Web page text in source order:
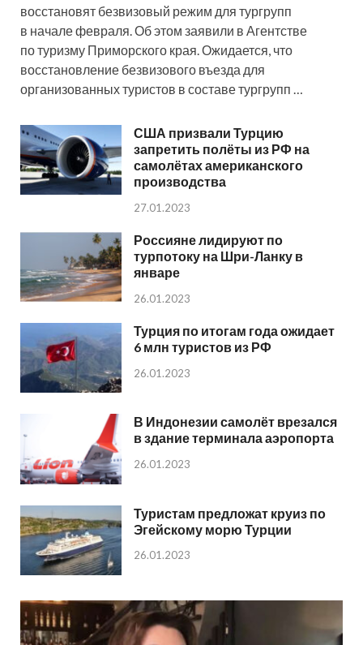
восстановят безвизовый режим для тургрупп
в начале февраля. Об этом заявили в Агентстве
по туризму Приморского края. Ожидается, что
восстановление безвизового въезда для
организованных туристов в составе тургрупп …
США призвали Турцию
запретить полёты из РФ на
самолётах американского
производства
27.01.2023
Россияне лидируют по
турпотоку на Шри-Ланку в
январе
26.01.2023
Турция по итогам года ожидает
6 млн туристов из РФ
26.01.2023
В Индонезии самолёт врезался
в здание терминала аэропорта
26.01.2023
Туристам предложат круиз по
Эгейскому морю Турции
26.01.2023